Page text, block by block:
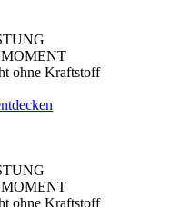
ohne Kraftstoff
ohne Kraftstoff